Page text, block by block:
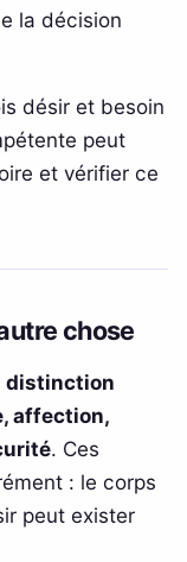
la décision
désir et besoin
peut
et vérifier ce
chose
distinction
affection,
. Ces
: le corps
peut exister